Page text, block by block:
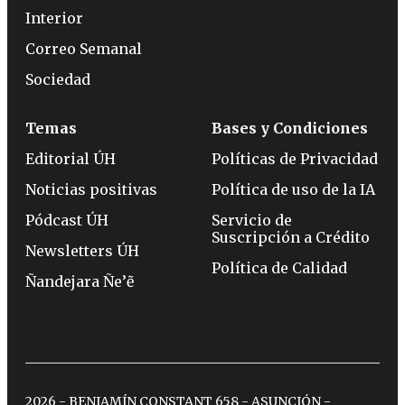
Interior
Correo Semanal
Sociedad
Temas
Editorial ÚH
Noticias positivas
Pódcast ÚH
Newsletters ÚH
Ñandejara Ñe’ẽ
Bases y Condiciones
Políticas de Privacidad
Política de uso de la IA
Servicio de
Suscripción a Crédito
Política de Calidad
2026 - BENJAMÍN CONSTANT 658 - ASUNCIÓN -